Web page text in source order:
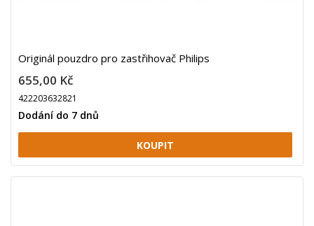
Originál pouzdro pro zastřihovač Philips
655,00 Kč
422203632821
Dodání do 7 dnů